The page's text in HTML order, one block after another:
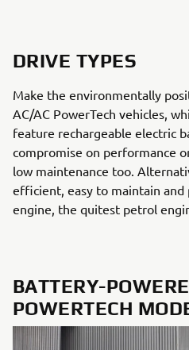
DRIVE TYPES
Make the environmentally
AC/AC PowerTech vehicles,
feature rechargeable electric
compromise on performance
low maintenance too.
efficient, easy to maintain and
engine, the quitest petrol
BATTERY-
POWERTECH